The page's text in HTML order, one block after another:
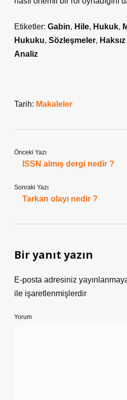
Etiketler: Gabin, Hile, Hukuk,
Hukuku, Sözleşmeler,
Analiz
Tarih: Makaleler
Önceki Yazı
ISSN almış dergi nedir ?
Sonraki Yazı
Tarkan olayı nedir ?
Bir yanıt yazın
E-posta adresiniz
ile işaretlenmişlerdir
Yorum